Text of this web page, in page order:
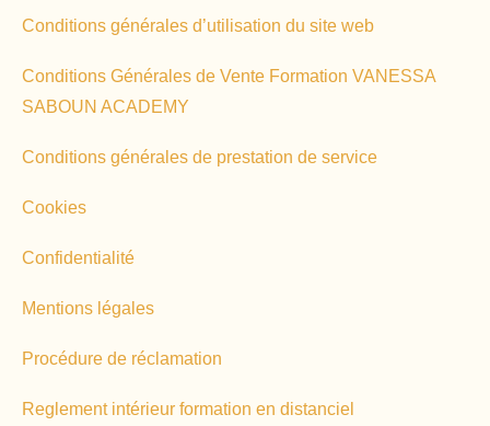
Conditions générales d’utilisation du site web
Conditions Générales de Vente Formation VANESSA
SABOUN ACADEMY
Conditions générales de prestation de service
Cookies
Confidentialité
Mentions légales
Procédure de réclamation
Reglement intérieur formation en distanciel